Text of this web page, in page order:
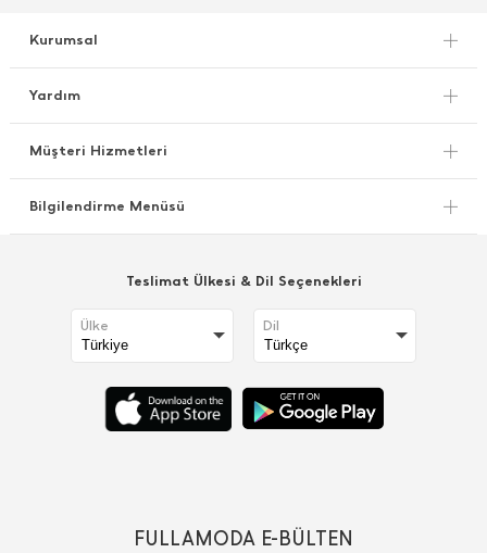
Kurumsal
Yardım
Müşteri Hizmetleri
Bilgilendirme Menüsü
Teslimat Ülkesi & Dil Seçenekleri
Ülke Dil
FULLAMODA E-BÜLTEN